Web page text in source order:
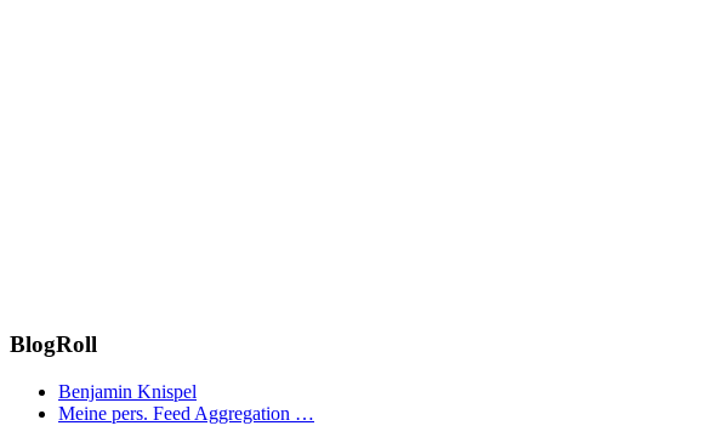
BlogRoll
Benjamin Knispel
Meine pers. Feed Aggregation …